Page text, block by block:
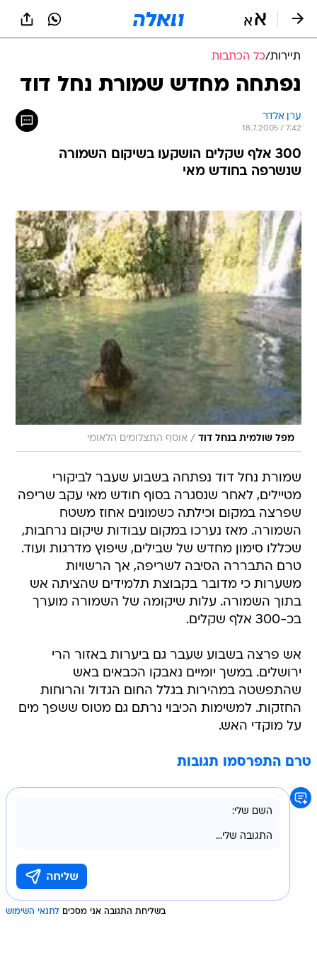
תיירות/כל הכתבות
נפתחה מחדש שמורת נחל דוד
ערן אלדר
18.7.2005 / 7:42
300 אלף שקלים הושקעו בשיקום השמורה
שנשרפה בחודש מאי
מפל שולמית בנחל דוד / אוסף התצלומים הלאומי
שמורת נחל דוד נפתחה בשבוע שעבר לביקורי
מטיילים, לאחר שנסגרה בסוף חודש מאי עקב שריפה
שפרצה במקום וכילתה כשמונים אחוז משטח
השמורה. מאז נערכו במקום עבודות שיקום נרחבות,
שכללו סימון מחדש של שבילים, שיפוץ מדרגות ועוד.
טרם התבררה הסיבה לשריפה, אך הרשויות
משערות כי מדובר בקבוצת תלמידים שהציתה אש
בתוך השמורה. עלות שיקומה של השמורה מוערך
בכ-300 אלף שקלים.
אש פרצה בשבוע שעבר גם ביערות באזור הרי
ירושלים. במשך יומיים נאבקו הכבאים באש
שהתפשטה במהירות בגלל החום הגדול והרוחות
החזקות. למשימות הכיבוי נרתם גם מטוס ששפך מים
על מוקדי האש.
טרם התפרסמו תגובות
בשליחת התגובה אני מסכים לתנאי השימוש